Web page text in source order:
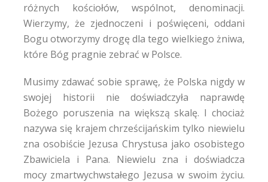
różnych kościołów, wspólnot, denominacji.
Wierzymy, że zjednoczeni i poświęceni, oddani
Bogu otworzymy drogę dla tego wielkiego żniwa,
które Bóg pragnie zebrać w Polsce.
Musimy zdawać sobie sprawę, że Polska nigdy w
swojej historii nie doświadczyła naprawdę
Bożego poruszenia na większą skalę. I chociaż
nazywa się krajem chrześcijańskim tylko niewielu
zna osobiście Jezusa Chrystusa jako osobistego
Zbawiciela i Pana. Niewielu zna i doświadcza
mocy zmartwychwstałego Jezusa w swoim życiu.